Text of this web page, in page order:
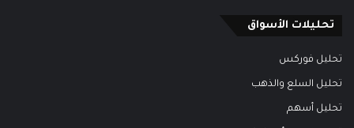
تحليلات الأسواق
تحليل فوركس
تحليل السلع والذهب
تحليل أسهم